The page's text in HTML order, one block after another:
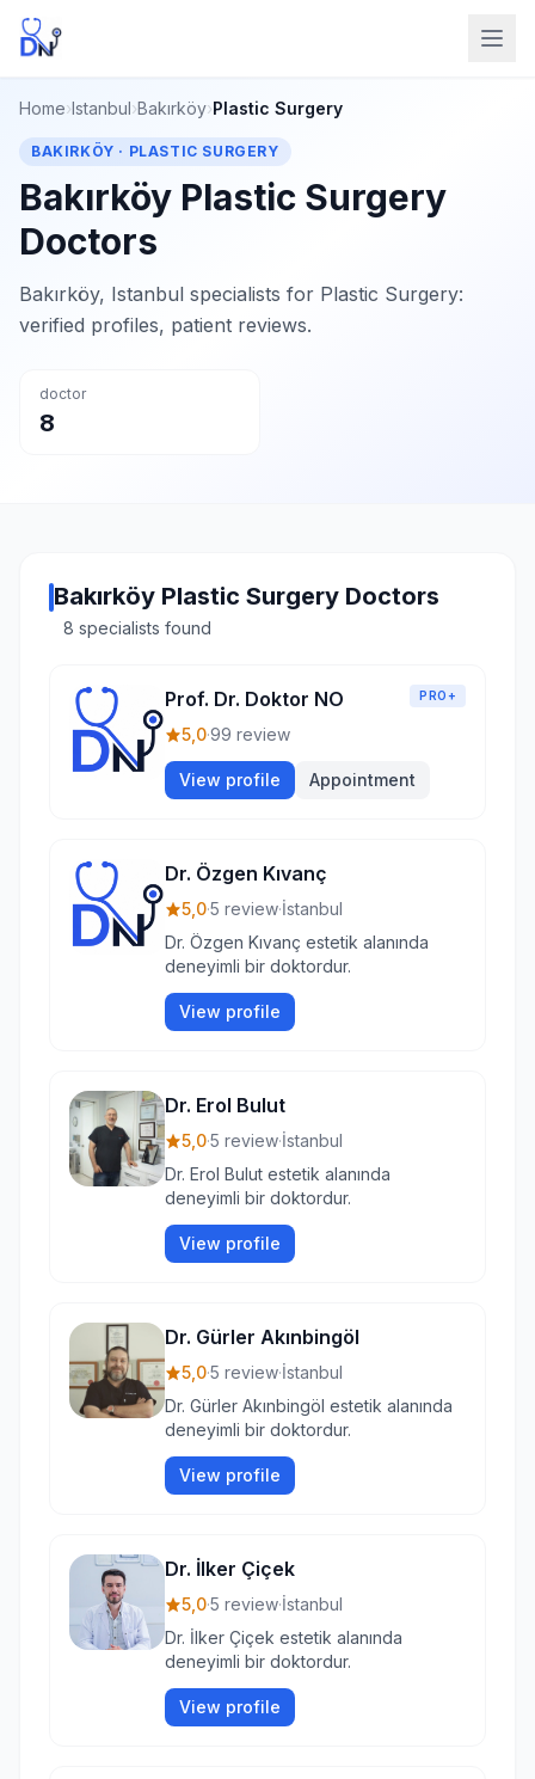
Home›Istanbul›Bakırköy›Plastic Surgery
BAKIRKÖY · PLASTIC SURGERY
Bakırköy Plastic Surgery
Doctors
Bakırköy, Istanbul specialists for Plastic Surgery:
verified profiles, patient reviews.
doctor
8
Bakırköy Plastic Surgery Doctors
8 specialists found
Prof. Dr. Doktor NO PRO+
5,0·99 review
View profile Appointment
Dr. Özgen Kıvanç
5,0·5 review·İstanbul
Dr. Özgen Kıvanç estetik alanında
deneyimli bir doktordur.
View profile
Dr. Erol Bulut
5,0·5 review·İstanbul
Dr. Erol Bulut estetik alanında
deneyimli bir doktordur.
View profile
Dr. Gürler Akınbingöl
5,0·5 review·İstanbul
Dr. Gürler Akınbingöl estetik alanında
deneyimli bir doktordur.
View profile
Dr. İlker Çiçek
5,0·5 review·İstanbul
Dr. İlker Çiçek estetik alanında
deneyimli bir doktordur.
View profile